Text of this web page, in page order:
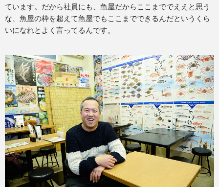
ています。だから社員にも、魚屋だからここまででええと思う
な、魚屋の枠を超えて魚屋でもここまでできるんだというくら
いになれとよく言ってるんです。